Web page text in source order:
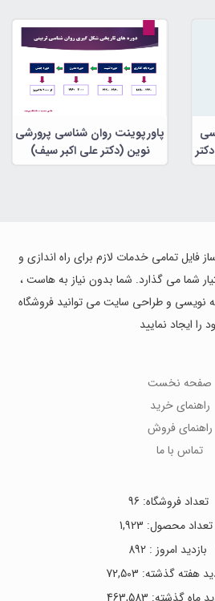
پاورپوینت روان شناسی پرورشی
نوین (دکتر علی اکبر سیف)
فایل تمامی خدمات لازم برای راه اندازی و
شما می گذارد. شما بدون نیاز به هاست ،
نویسی و طراحی سایت می توانید فروشگاه
را ایجاد نمایید
صفحه نخست
راهنمای خرید
راهنمای فروش
تماس با ما
تعداد فروشگاه: 96
تعداد محصول: 1,923
بازدید امروز : 892
هفته گذشته: 72,503